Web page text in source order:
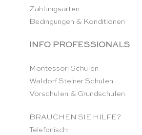
Zahlungsarten
Bedingungen & Konditionen
INFO PROFESSIONALS
Montessori Schulen
Waldorf Steiner Schulen
Vorschulen & Grundschulen
BRAUCHEN SIE HILFE?
Telefonisch: